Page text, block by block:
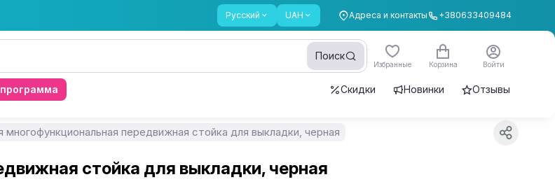
Русский UAH Адреса и контакты +380633409484
Поиск
Избранные Корзина Войти
Скидки Новинки Отзывы
многофункциональная передвижная стойка для выкладки, черная
стойка для выкладки, черная